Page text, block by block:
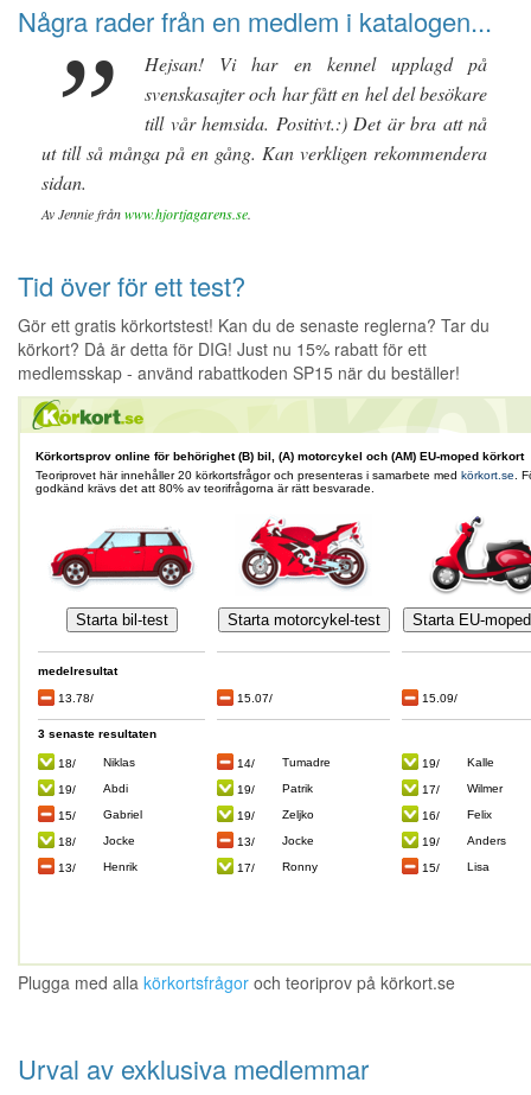
Några rader från en medlem i katalogen...
”
Hejsan! Vi har en kennel upplagd på
svenskasajter och har fått en hel del besökare
till vår hemsida. Positivt.:) Det är bra att nå
ut till så många på en gång. Kan verkligen rekommendera
sidan.
Av Jennie frånwww.hjortjagarens.se.
Tid över för ett test?
Gör ett gratis körkortstest! Kan du de senaste reglerna? Tar du
körkort? Då är detta för DIG! Just nu 15% rabatt för ett
medlemsskap - använd rabattkoden SP15 när du beställer!
Plugga med alla körkortsfrågor och teoriprov på körkort.se
Urval av exklusiva medlemmar